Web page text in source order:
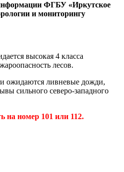
ФГБУ «Иркутское
и мониторингу
высокая 4 класса
лесов.
ожидаются ливневые дожди,
сильного северо-западного
на номер 101 или 112.